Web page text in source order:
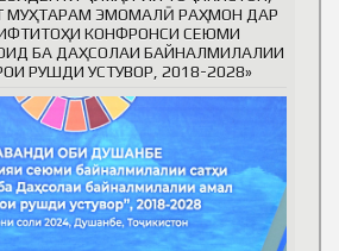
МУҲТАРАМ ЭМОМАЛӢ РАҲМОН ДАР
КОНФРОНСИ СЕЮМИ
БА ДАҲСОЛАИ БАЙНАЛМИЛАЛИИ
РУШДИ УСТУВОР, 2018-2028»